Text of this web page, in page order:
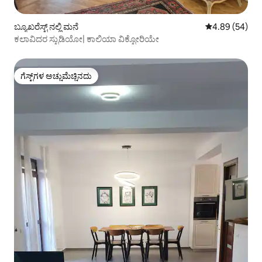
ಬ್ಯೂಖರೆಸ್ಟ್ ನಲ್ಲಿ ಮನೆ 5 ರಲ್ಲಿ 4.89
4.89 (54)
ಕಲಾವಿದರ ಸ್ಟುಡಿಯೋ| ಕಾಲಿಯಾ ವಿಕ್ಟೋರಿಯೇ
ಗೆಸ್ಟ್‌ಗಳ ಅಚ್ಚುಮೆಚ್ಚಿನದು
ಗೆಸ್ಟ್‌ಗಳ ಅಚ್ಚುಮೆಚ್ಚಿನದು